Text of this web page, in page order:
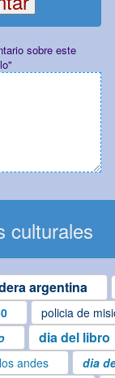
sobre este
culturales
argentina
policia de
dia del libro
andes dia